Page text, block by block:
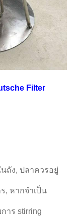
Filter
ถัง, ปลาควรอยู่
, หากจําเป็น
าร stirring